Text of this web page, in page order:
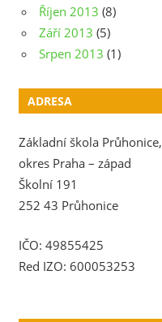
Říjen 2013 (8)
Září 2013 (5)
Srpen 2013 (1)
ADRESA
Základní škola Průhonice,
okres Praha – západ
Školní 191
252 43 Průhonice
IČO: 49855425
Red IZO: 600053253